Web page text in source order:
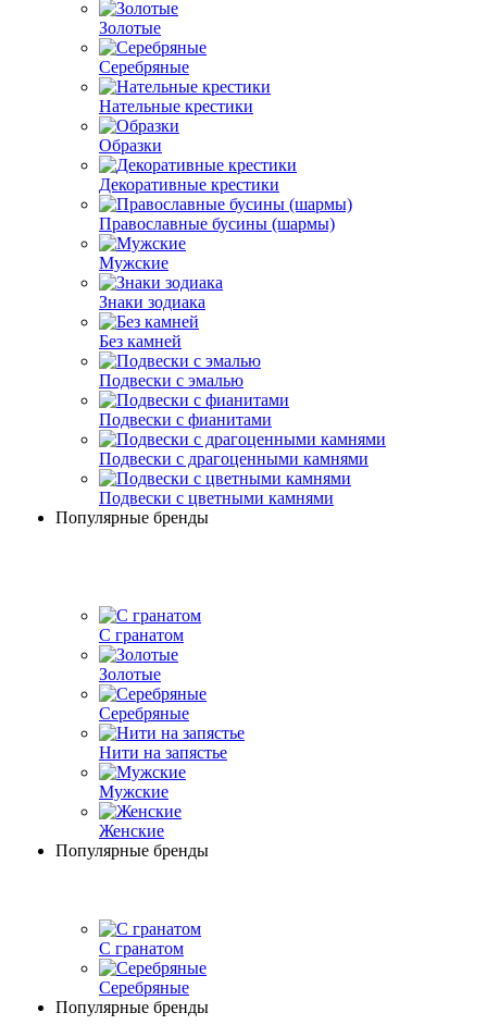
Золотые
Серебряные
Нательные крестики
Образки
Декоративные крестики
Православные бусины (шармы)
Мужские
Знаки зодиака
Без камней
Подвески с эмалью
Подвески с фианитами
Подвески с драгоценными камнями
Подвески с цветными камнями
Популярные бренды
С гранатом
Золотые
Серебряные
Нити на запястье
Мужские
Женские
Популярные бренды
С гранатом
Серебряные
Популярные бренды